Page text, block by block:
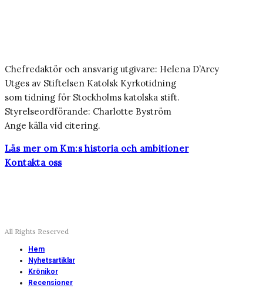
Chefredaktör och ansvarig utgivare: Helena D’Arcy
Utges av Stiftelsen Katolsk Kyrkotidning
som tidning för Stockholms katolska stift.
Styrelseordförande: Charlotte Byström
Ange källa vid citering.
Läs mer om Km:s historia och ambitioner
Kontakta oss
All Rights Reserved
Hem
Nyhetsartiklar
Krönikor
Recensioner